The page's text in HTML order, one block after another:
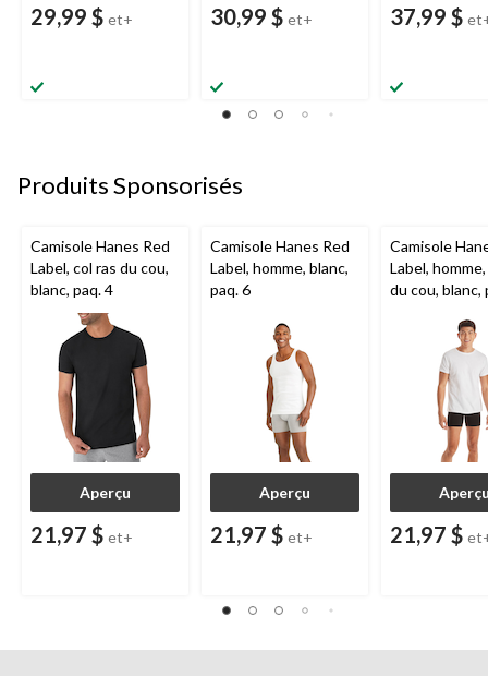
29,99 $ et+ 30,99 $ et+ 37,99 $
Produits Sponsorisés
Camisole Hanes Red
Label, col ras du cou,
blanc, paq. 4
Aperçu
21,97 $ et+
Camisole Hanes Red
Label, homme, blanc,
paq. 6
Aperçu
21,97 $ et+
Camisole
Label,
du cou, blanc,
21,97 $